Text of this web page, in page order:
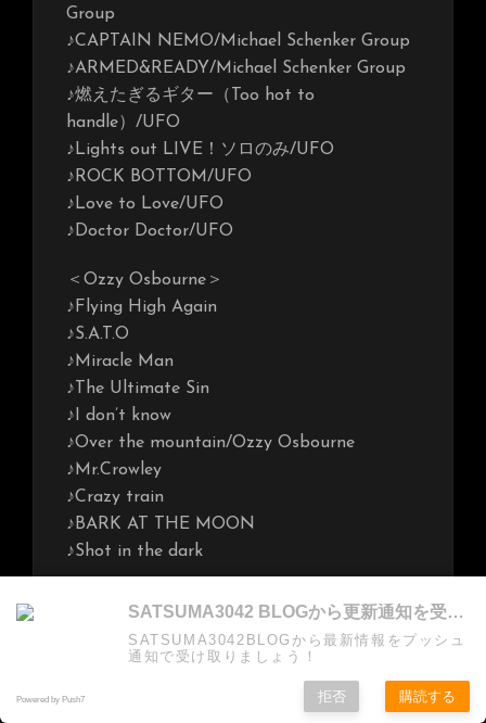
Group
♪CAPTAIN NEMO/Michael Schenker Group
♪ARMED&READY/Michael Schenker Group
♪燃えたぎるギター（Too hot to
handle）/UFO
♪Lights out LIVE！ソロのみ/UFO
♪ROCK BOTTOM/UFO
♪Love to Love/UFO
♪Doctor Doctor/UFO
＜Ozzy Osbourne＞
♪Flying High Again
♪S.A.T.O
♪Miracle Man
♪The Ultimate Sin
♪I don’t know
♪Over the mountain/Ozzy Osbourne
♪Mr.Crowley
♪Crazy train
♪BARK AT THE MOON
♪Shot in the dark
＜Yngwie Malmsteen＞
♪Yngwie Malmsteen LIVE SOLO
♪Night Games/Alcatrazzライブ
SATSUMA3042 BLOGから更新通知を受け取る
SATSUMA3042BLOGから最新情報をプッシュ
通知で受け取りましょう！
Powered by Push7 拒否 購読する